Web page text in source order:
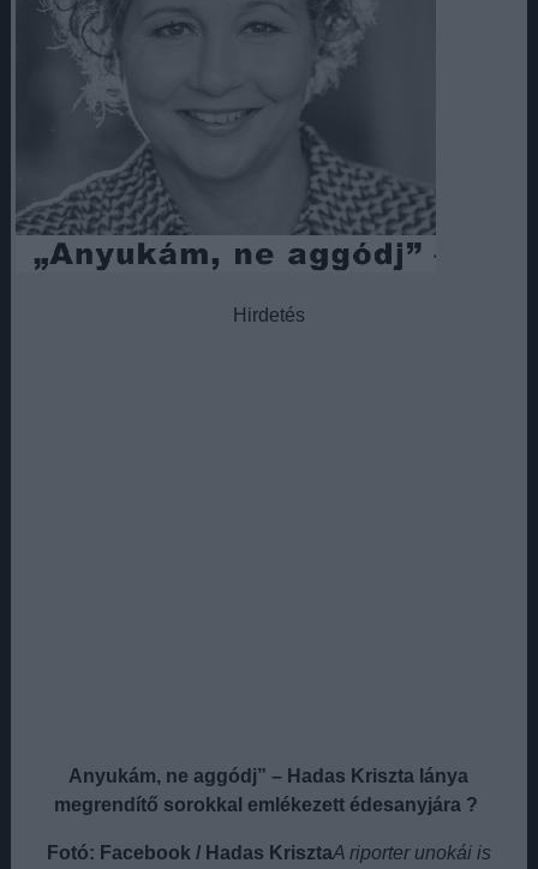
Hirdetés
Anyukám, ne aggódj” – Hadas Kriszta lánya
megrendítő sorokkal emlékezett édesanyjára ?
Fotó: Facebook / Hadas KrisztaA riporter unokái is